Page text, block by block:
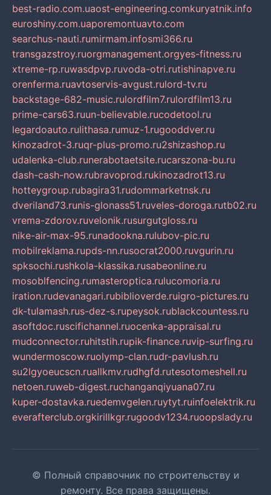
best-radio.com.uaost-engineering.comkuryatnik.info
euroshiny.com.uaporemontuavto.com
searchus-nauti.rumirmam.infosmi366.ru
transgazstroy.ruorgmanagement.orgyes-fitness.ru
xtreme-rp.ruwasdpvp.ruvoda-otri.rutishinapve.ru
orenferma.ruavtoservis-avgust.rulord-tv.ru
backstage-682-music.rulordfilm7.rulordfilm13.ru
prime-cars63.ruun-believable.rucodetool.ru
legardoauto.rulithasa.rumuz-1.rugooddver.ru
kinozadrot-3.ruqr-plus-promo.ru2shizashop.ru
udalenka-club.runerabotaetsite.rucarszona-bu.ru
dash-cash-now.rubravoprod.rukinozadrot13.ru
hotteygroup.rubagira31.rudommarketnsk.ru
dveriland73.runis-glonass51.ruveles-doroga.rutb02.ru
vrema-zdorov.ruvelonik.rusurgutgloss.ru
nike-air-max-95.runadookna.rulubov-pic.ru
mobilreklama.rupds-nn.rusocrat2000.ruvgurin.ru
spksochi.rushkola-klassika.rusabeonline.ru
mosoblfencing.rumasteroptica.rulucomoria.ru
iration.rudevanagari.rubiblioverde.ruigro-pictures.ru
dk-tulamash.rus-dez-s.rupeysok.rublackcountess.ru
asoftdoc.ruscifichannel.ruocenka-appraisal.ru
mudconnector.ruhitstih.rupik-finance.ruvip-surfing.ru
wundermoscow.ruolymp-clan.rudr-pavlush.ru
su2lgyoeucscn.ruallkmv.rudhgfd.rutesotomeshell.ru
netoen.ruweb-digest.ruchanganqiyuana07.ru
kuper-dostavka.ruedemvgelen.ruytyt.ruinfoelektrik.ru
everafterclub.orgkirillkgr.rugoodv1234.ruoopslady.ru
© Полный справочник по строительству и
ремонту. Все права защищены.